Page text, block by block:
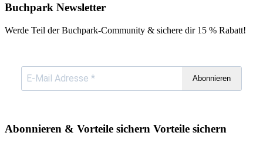
Buchpark Newsletter
Werde Teil der Buchpark-Community & sichere dir 15 % Rabatt!
Abonnieren
Abonnieren & Vorteile sichern Vorteile sichern